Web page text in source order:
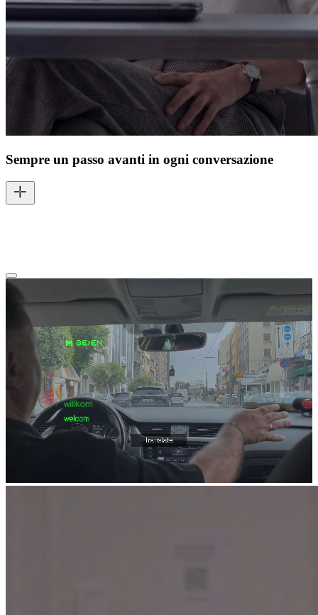
Sempre un passo avanti in ogni conversazione